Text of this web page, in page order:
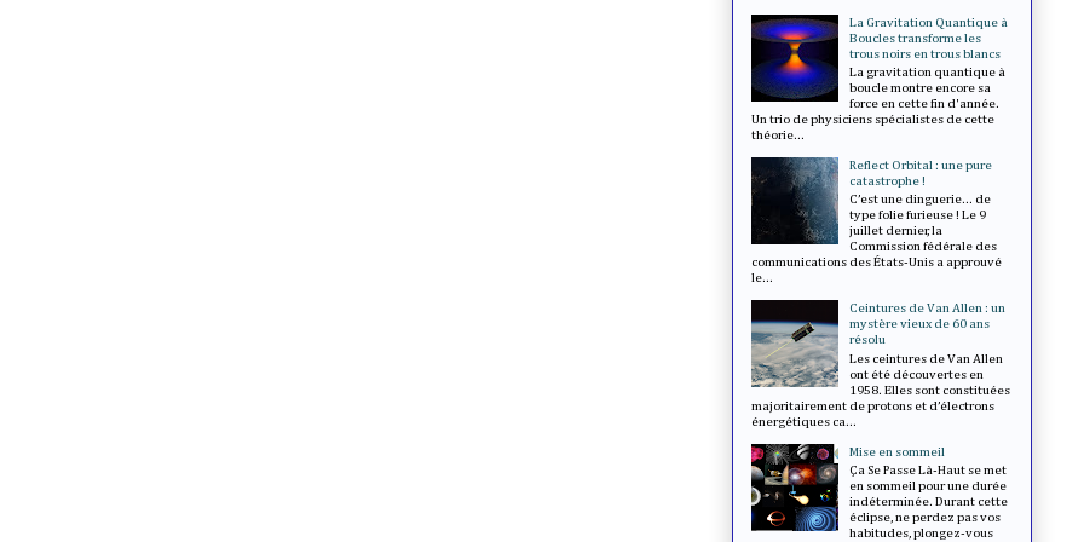
La Gravitation Quantique à
Boucles transforme les
trous noirs en trous blancs
La gravitation quantique à
boucle montre encore sa
force en cette fin d'année.
Un trio de physiciens spécialistes de cette
théorie...
Reflect Orbital : une pure
catastrophe !
C’est une dinguerie... de
type folie furieuse ! Le 9
juillet dernier, la
Commission fédérale des
communications des États-Unis a approuvé
le...
Ceintures de Van Allen : un
mystère vieux de 60 ans
résolu
Les ceintures de Van Allen
ont été découvertes en
1958. Elles sont constituées
majoritairement de protons et d’électrons
énergétiques ca...
Mise en sommeil
Ça Se Passe Là-Haut se met
en sommeil pour une durée
indéterminée. Durant cette
éclipse, ne perdez pas vos
habitudes, plongez-vous